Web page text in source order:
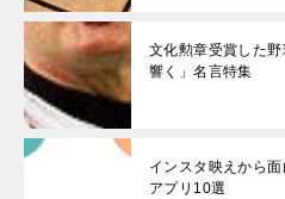
文化勲章受賞した
響く」名言特集
インスタ映えから
アプリ10選